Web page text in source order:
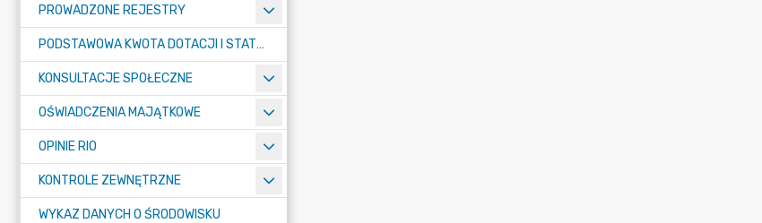
PROWADZONE REJESTRY
PODSTAWOWA KWOTA DOTACJI I STATYSTYCZNA LICZBA UCZNIÓW
KONSULTACJE SPOŁECZNE
OŚWIADCZENIA MAJĄTKOWE
OPINIE RIO
KONTROLE ZEWNĘTRZNE
WYKAZ DANYCH O ŚRODOWISKU